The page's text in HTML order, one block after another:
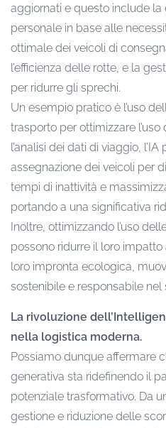
aggiornati e questo include
personale in base alle
ottimale dei veicoli di
l’efficienza delle rotte, e la
per ridurre gli sprechi.
Un esempio pratico è l’uso
trasporto per ottimizzare
l’analisi dei dati di viaggio,
assegnazione dei veicoli per
tempi di inattività e
portando a una significativa
Inoltre, ottimizzando l’uso
possono ridurre il loro
loro impronta ecologica,
sostenibile e responsabile nel
La rivoluzione
nella logistica moderna.
Possiamo dunque affermare
generativa sta ridefinendo il
potenziale trasformativo. Da
gestione e riduzione delle